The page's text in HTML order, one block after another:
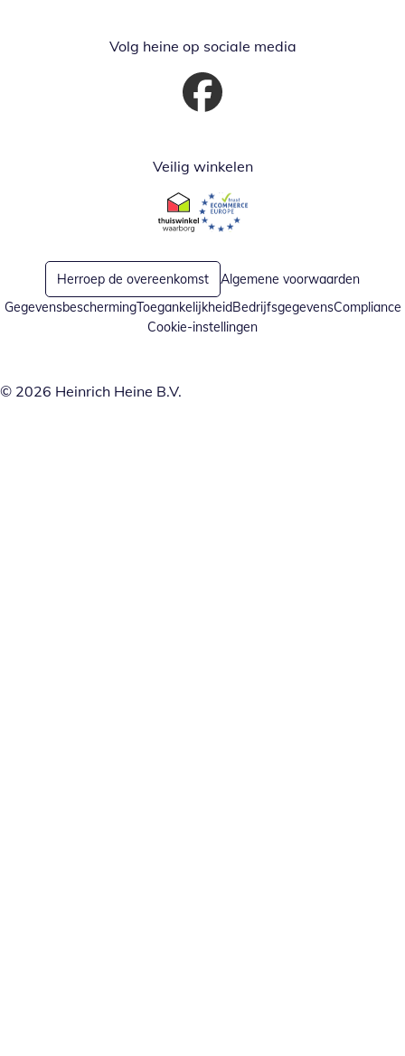
Volg heine op sociale media
Opent in nieuw venster
Veilig winkelen
Opent in nieuw venster
Opent in nieuw venster
Herroep de overeenkomst
Algemene voorwaarden
GegevensbeschermingToegankelijkheidBedrijfsgegevensCompliance
Cookie-instellingen
© 2026 Heinrich Heine B.V.